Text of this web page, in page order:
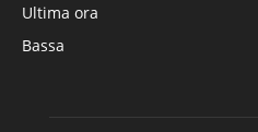
Ultima ora
Bassa